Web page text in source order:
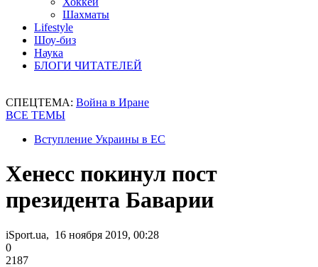
Шахматы
Lifestyle
Шоу-биз
Наука
БЛОГИ ЧИТАТЕЛЕЙ
СПЕЦТЕМА: Война в Иране
ВСЕ ТЕМЫ
Вступление Украины в ЕС
Хенесс покинул пост
президента Баварии
iSport.ua, 16 ноября 2019, 00:28
0
2187